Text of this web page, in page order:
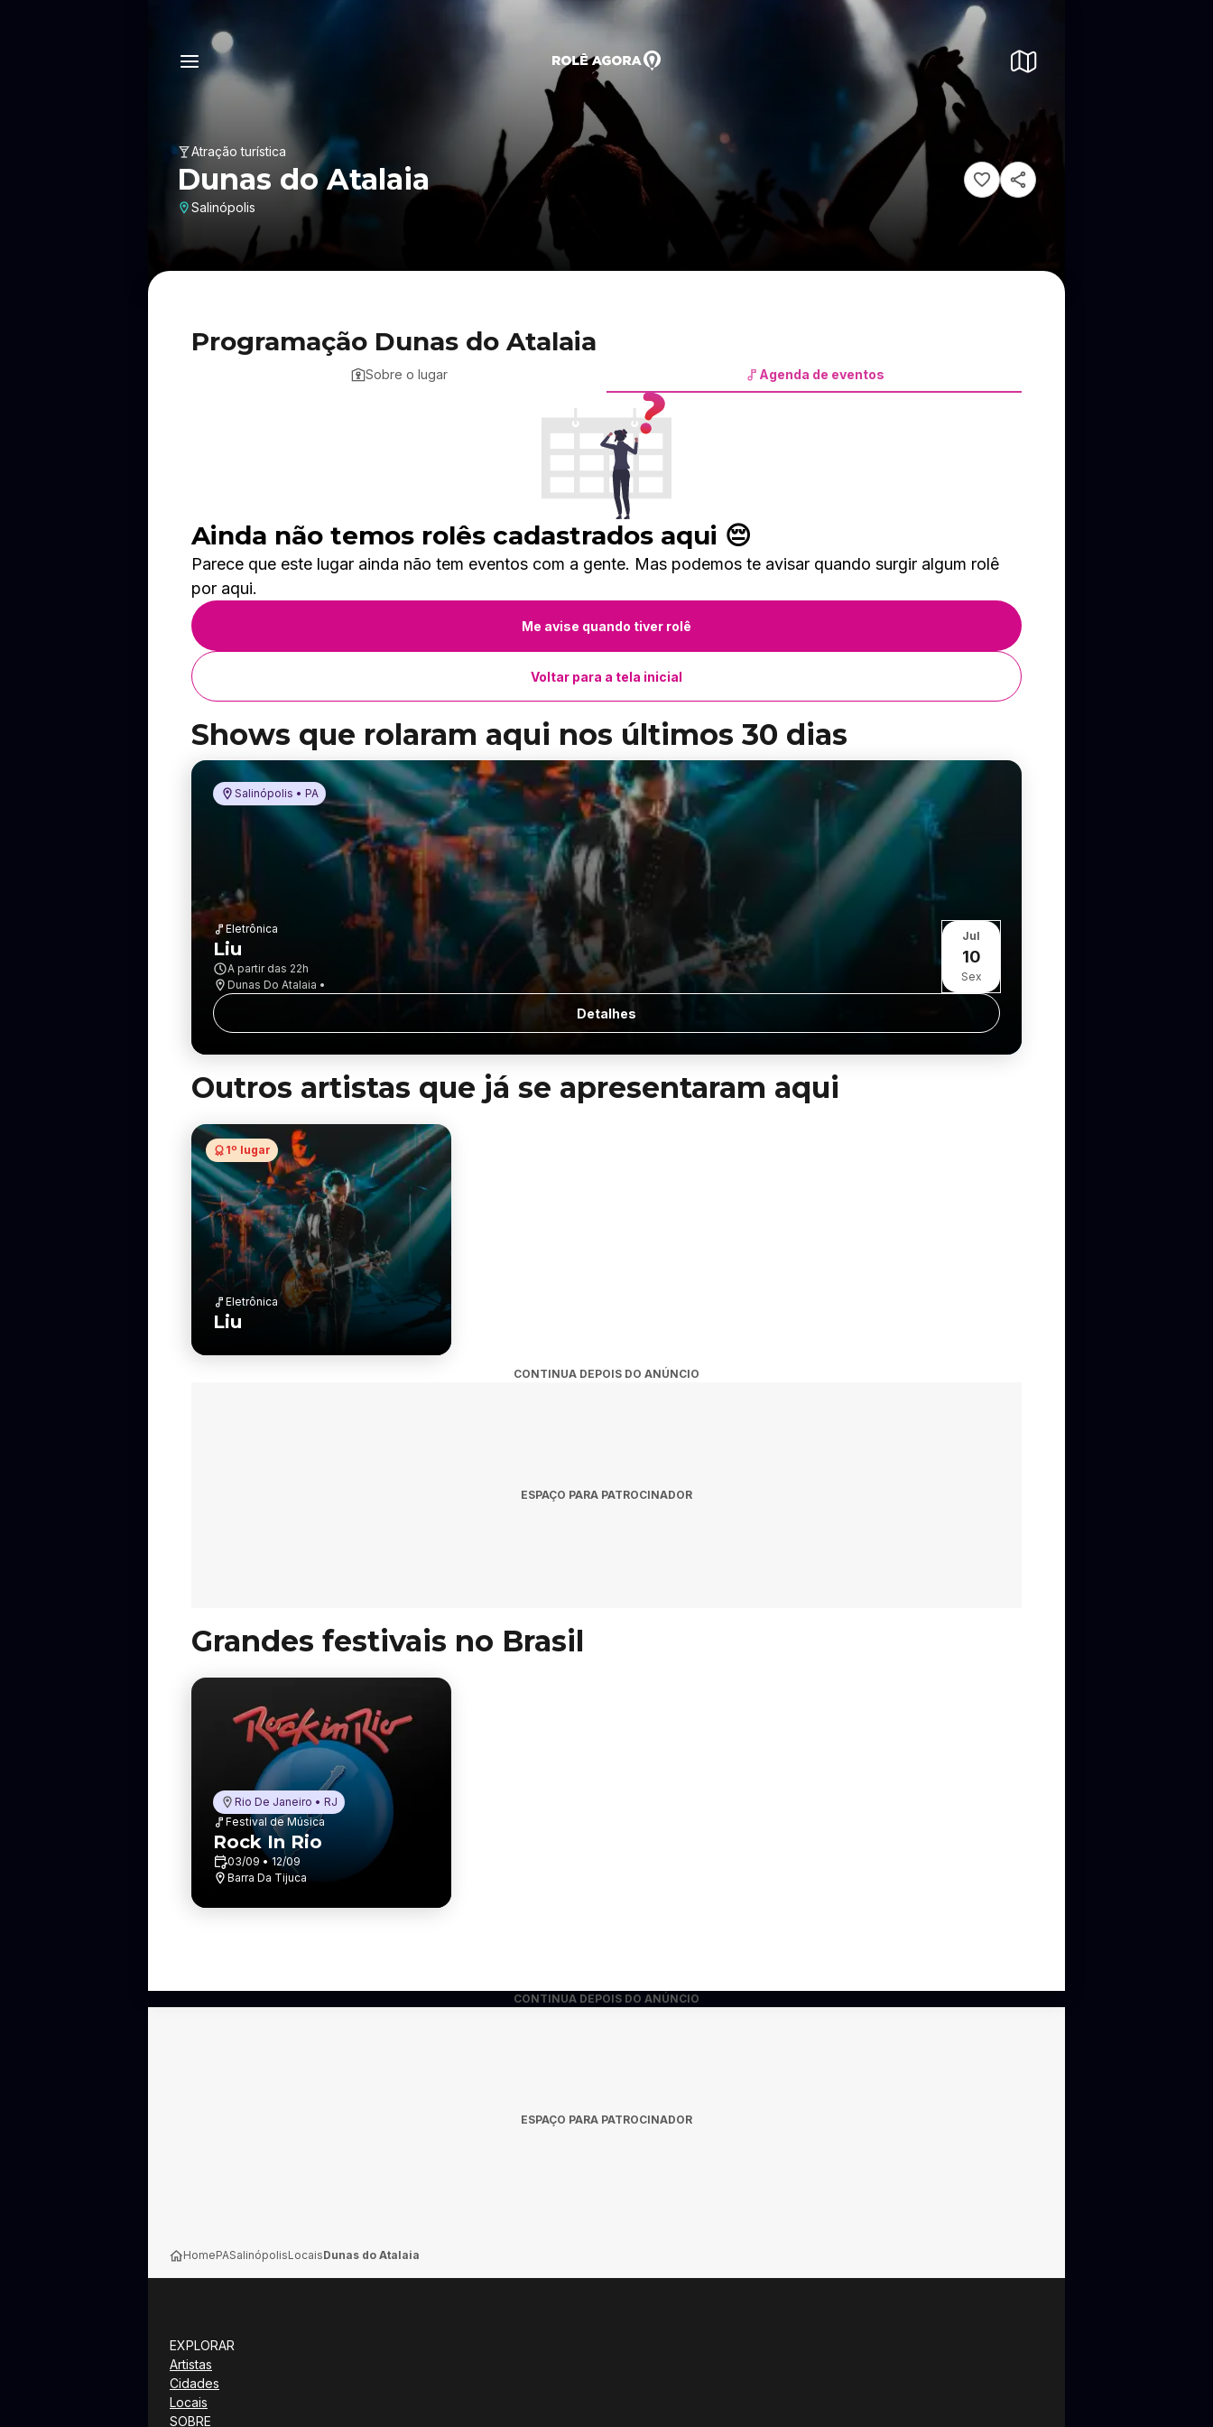
Atração turística
Dunas do Atalaia
Salinópolis
Programação Dunas do Atalaia
Sobre o lugar Agenda de eventos
Ainda não temos rolês cadastrados aqui 😔
Parece que este lugar ainda não tem eventos com a gente. Mas podemos te avisar quando surgir algum rolê
por aqui.
Me avise quando tiver rolê
Voltar para a tela inicial
Shows que rolaram aqui nos últimos 30 dias
Salinópolis • PA
Eletrônica
Liu
A partir das 22h
Dunas Do Atalaia •
Jul
10
Sex
Detalhes
Outros artistas que já se apresentaram aqui
1º lugar
Eletrônica
Liu
CONTINUA DEPOIS DO ANÚNCIO
ESPAÇO PARA PATROCINADOR
Grandes festivais no Brasil
Rio De Janeiro • RJ
Festival de Música
Rock In Rio
03/09 • 12/09
Barra Da Tijuca
CONTINUA DEPOIS DO ANÚNCIO
ESPAÇO PARA PATROCINADOR
HomePASalinópolisLocaisDunas do Atalaia
EXPLORAR
Artistas
Cidades
Locais
SOBRE